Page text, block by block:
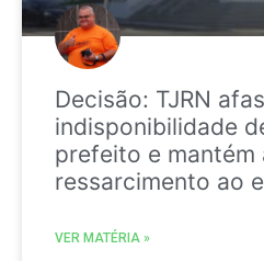
Decisão: TJRN
indisponibilidade
prefeito e mantém
ressarcimento ao
VER MATÉRIA »